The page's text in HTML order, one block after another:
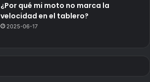
¿Por qué mi moto no marca la
velocidad en el tablero?
2025-06-17